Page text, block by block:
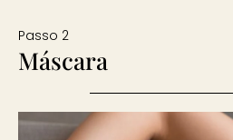
Passo 2
Máscara